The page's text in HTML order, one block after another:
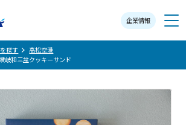
企業情報
メニュー
探す
高松空港
岐和三盆クッキーサンド